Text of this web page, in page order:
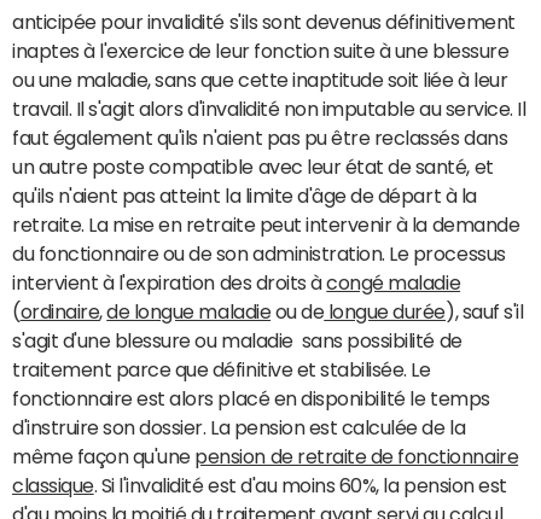
anticipée pour invalidité s'ils sont devenus définitivement
inaptes à l'exercice de leur fonction suite à une blessure
ou une maladie, sans que cette inaptitude soit liée à leur
travail. Il s'agit alors d'invalidité non imputable au service. Il
faut également qu'ils n'aient pas pu être reclassés dans
un autre poste compatible avec leur état de santé, et
qu'ils n'aient pas atteint la limite d'âge de départ à la
retraite. La mise en retraite peut intervenir à la demande
du fonctionnaire ou de son administration. Le processus
intervient à l'expiration des droits àcongé maladie
(ordinaire,de longue maladieou delongue durée), sauf s'il
s'agit d'une blessure ou maladie sans possibilité de
traitement parce que définitive et stabilisée. Le
fonctionnaire est alors placé en disponibilité le temps
d'instruire son dossier. La pension est calculée de la
même façon qu'une pension de retraite de fonctionnaire
classique. Si l'invalidité est d'au moins 60%, la pension est
d'au moins la moitié du traitement ayant servi au calcul.